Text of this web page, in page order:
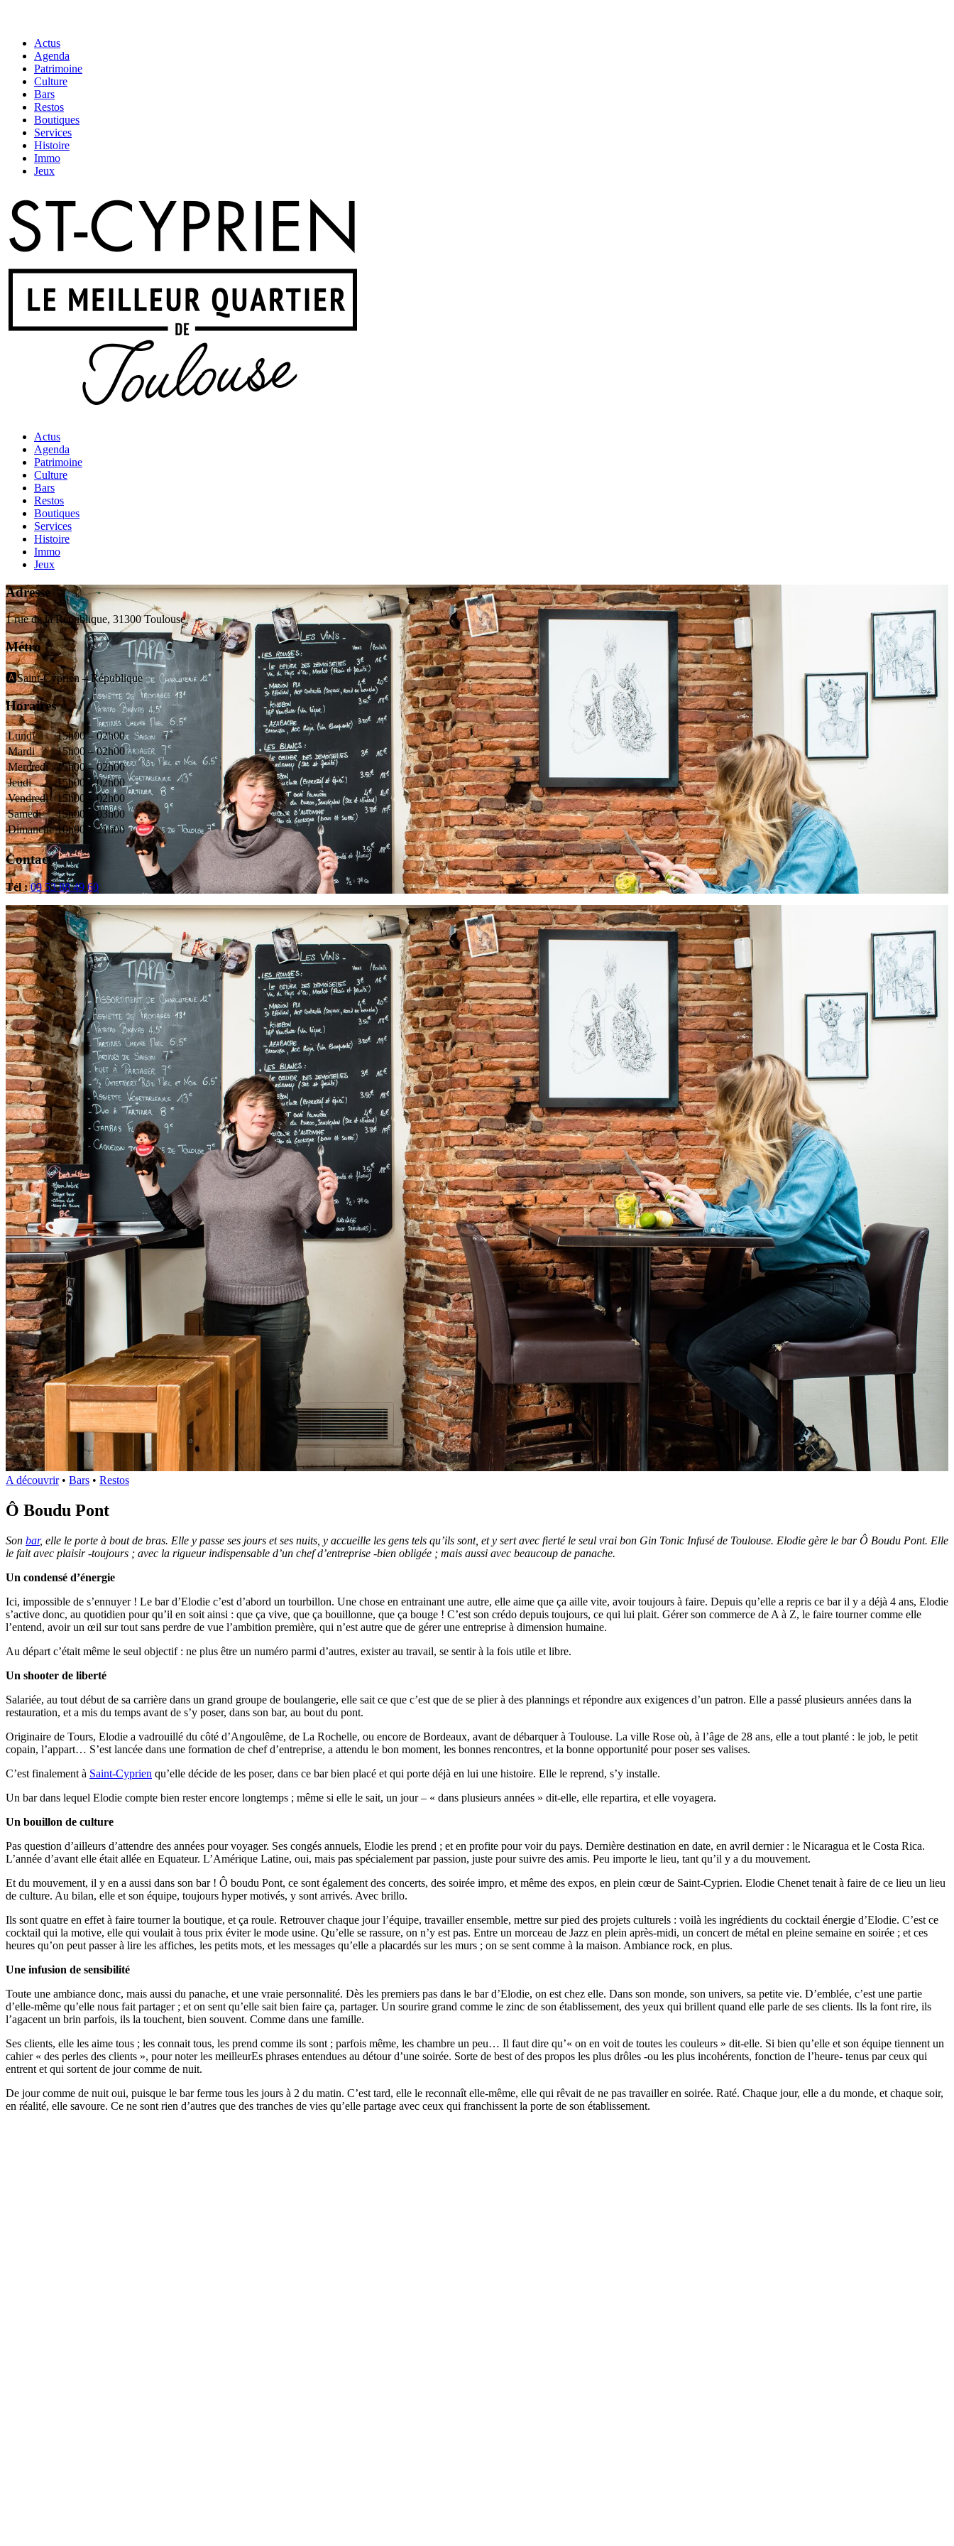
Actus
Agenda
Patrimoine
Culture
Bars
Restos
Boutiques
Services
Histoire
Immo
Jeux
Actus
Agenda
Patrimoine
Culture
Bars
Restos
Boutiques
Services
Histoire
Immo
Jeux
Adresse
1 rue de la République, 31300 Toulouse
Métro
🅰️Saint-Cyprien – République
Horaires
Lundi
15h00 – 02h00
Mardi
15h00 – 02h00
Mercredi
15h00 – 02h00
Jeudi
15h00 – 02h00
Vendredi
15h00 – 02h00
Samedi
15h00 – 03h00
Dimanche 10h00 – 21h00
Contact
Tél : 09 53 88 49 60
A découvrir• Bars • Restos
Ô Boudu Pont
Son bar, elle le porte à bout de bras. Elle y passe ses jours et ses nuits, y accueille les gens tels qu’ils sont, et y sert avec fierté le seul vrai bon Gin Tonic Infusé de Toulouse. Elodie gère le bar Ô Boudu Pont. Elle
le fait avec plaisir -toujours ; avec la rigueur indispensable d’un chef d’entreprise -bien obligée ; mais aussi avec beaucoup de panache.
Un condensé d’énergie
Ici, impossible de s’ennuyer ! Le bar d’Elodie c’est d’abord un tourbillon. Une chose en entrainant une autre, elle aime que ça aille vite, avoir toujours à faire. Depuis qu’elle a repris ce bar il y a déjà 4 ans, Elodie
s’active donc, au quotidien pour qu’il en soit ainsi : que ça vive, que ça bouillonne, que ça bouge ! C’est son crédo depuis toujours, ce qui lui plait. Gérer son commerce de A à Z, le faire tourner comme elle
l’entend, avoir un œil sur tout sans perdre de vue l’ambition première, qui n’est autre que de gérer une entreprise à dimension humaine.
Au départ c’était même le seul objectif : ne plus être un numéro parmi d’autres, exister au travail, se sentir à la fois utile et libre.
Un shooter de liberté
Salariée, au tout début de sa carrière dans un grand groupe de boulangerie, elle sait ce que c’est que de se plier à des plannings et répondre aux exigences d’un patron. Elle a passé plusieurs années dans la
restauration, et a mis du temps avant de s’y poser, dans son bar, au bout du pont.
Originaire de Tours, Elodie a vadrouillé du côté d’Angoulême, de La Rochelle, ou encore de Bordeaux, avant de débarquer à Toulouse. La ville Rose où, à l’âge de 28 ans, elle a tout planté : le job, le petit
copain, l’appart… S’est lancée dans une formation de chef d’entreprise, a attendu le bon moment, les bonnes rencontres, et la bonne opportunité pour poser ses valises.
C’est finalement à Saint-Cyprien qu’elle décide de les poser, dans ce bar bien placé et qui porte déjà en lui une histoire. Elle le reprend, s’y installe.
Un bar dans lequel Elodie compte bien rester encore longtemps ; même si elle le sait, un jour – « dans plusieurs années » dit-elle, elle repartira, et elle voyagera.
Un bouillon de culture
Pas question d’ailleurs d’attendre des années pour voyager. Ses congés annuels, Elodie les prend ; et en profite pour voir du pays. Dernière destination en date, en avril dernier : le Nicaragua et le Costa Rica.
L’année d’avant elle était allée en Equateur. L’Amérique Latine, oui, mais pas spécialement par passion, juste pour suivre des amis. Peu importe le lieu, tant qu’il y a du mouvement.
Et du mouvement, il y en a aussi dans son bar ! Ô boudu Pont, ce sont également des concerts, des soirée impro, et même des expos, en plein cœur de Saint-Cyprien. Elodie Chenet tenait à faire de ce lieu un lieu
de culture. Au bilan, elle et son équipe, toujours hyper motivés, y sont arrivés. Avec brillo.
Ils sont quatre en effet à faire tourner la boutique, et ça roule. Retrouver chaque jour l’équipe, travailler ensemble, mettre sur pied des projets culturels : voilà les ingrédients du cocktail énergie d’Elodie. C’est ce
cocktail qui la motive, elle qui voulait à tous prix éviter le mode usine. Qu’elle se rassure, on n’y est pas. Entre un morceau de Jazz en plein après-midi, un concert de métal en pleine semaine en soirée ; et ces
heures qu’on peut passer à lire les affiches, les petits mots, et les messages qu’elle a placardés sur les murs ; on se sent comme à la maison. Ambiance rock, en plus.
Une infusion de sensibilité
Toute une ambiance donc, mais aussi du panache, et une vraie personnalité. Dès les premiers pas dans le bar d’Elodie, on est chez elle. Dans son monde, son univers, sa petite vie. D’emblée, c’est une partie
d’elle-même qu’elle nous fait partager ; et on sent qu’elle sait bien faire ça, partager. Un sourire grand comme le zinc de son établissement, des yeux qui brillent quand elle parle de ses clients. Ils la font rire, ils
l’agacent un brin parfois, ils la touchent, bien souvent. Comme dans une famille.
Ses clients, elle les aime tous ; les connait tous, les prend comme ils sont ; parfois même, les chambre un peu… Il faut dire qu’« on en voit de toutes les couleurs » dit-elle. Si bien qu’elle et son équipe tiennent un
cahier « des perles des clients », pour noter les meilleurEs phrases entendues au détour d’une soirée. Sorte de best of des propos les plus drôles -ou les plus incohérents, fonction de l’heure- tenus par ceux qui
entrent et qui sortent de jour comme de nuit.
De jour comme de nuit oui, puisque le bar ferme tous les jours à 2 du matin. C’est tard, elle le reconnaît elle-même, elle qui rêvait de ne pas travailler en soirée. Raté. Chaque jour, elle a du monde, et chaque soir,
en réalité, elle savoure. Ce ne sont rien d’autres que des tranches de vies qu’elle partage avec ceux qui franchissent la porte de son établissement.